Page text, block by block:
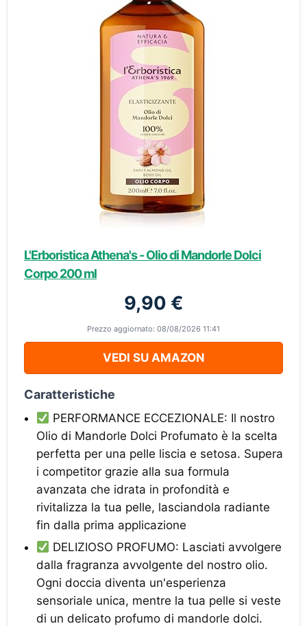
L'Erboristica Athena's - Olio di Mandorle Dolci
Corpo 200 ml
9,90 €
Prezzo aggiornato: 08/08/2026 11:41
VEDI SU AMAZON
Caratteristiche
PERFORMANCE ECCEZIONALE: Il nostro
Olio di Mandorle Dolci Profumato è la scelta
perfetta per una pelle liscia e setosa. Supera
i competitor grazie alla sua formula
avanzata che idrata in profondità e
rivitalizza la tua pelle, lasciandola radiante
fin dalla prima applicazione
DELIZIOSO PROFUMO: Lasciati avvolgere
dalla fragranza avvolgente del nostro olio.
Ogni doccia diventa un'esperienza
sensoriale unica, mentre la tua pelle si veste
di un delicato profumo di mandorle dolci.